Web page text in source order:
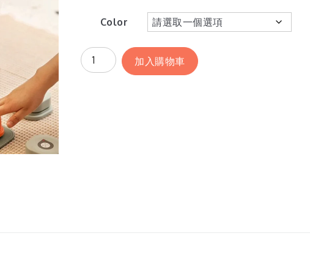
Color
加入購物車